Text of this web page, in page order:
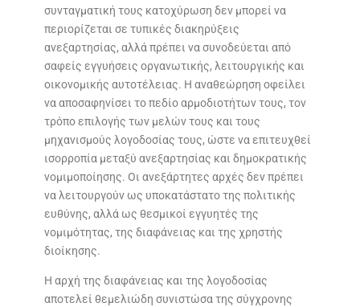
συνταγματική τους κατοχύρωση δεν μπορεί να
περιορίζεται σε τυπικές διακηρύξεις
ανεξαρτησίας, αλλά πρέπει να συνοδεύεται από
σαφείς εγγυήσεις οργανωτικής, λειτουργικής και
οικονομικής αυτοτέλειας. Η αναθεώρηση οφείλει
να αποσαφηνίσει το πεδίο αρμοδιοτήτων τους, τον
τρόπο επιλογής των μελών τους και τους
μηχανισμούς λογοδοσίας τους, ώστε να επιτευχθεί
ισορροπία μεταξύ ανεξαρτησίας και δημοκρατικής
νομιμοποίησης. Οι ανεξάρτητες αρχές δεν πρέπει
να λειτουργούν ως υποκατάστατο της πολιτικής
ευθύνης, αλλά ως θεσμικοί εγγυητές της
νομιμότητας, της διαφάνειας και της χρηστής
διοίκησης.
Η αρχή της διαφάνειας και της λογοδοσίας
αποτελεί θεμελιώδη συνιστώσα της σύγχρονης